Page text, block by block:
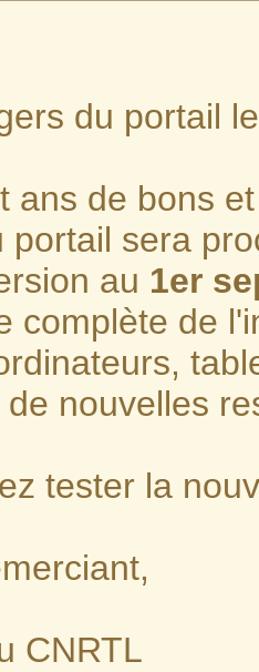
du portail
ans de bons
portail sera
au 1er
complète de
nouvelles
tester la
CNRTL